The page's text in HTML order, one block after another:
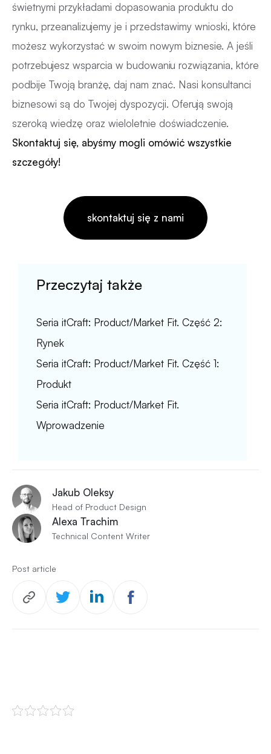
świetnymi przykładami dopasowania produktu do
rynku, przeanalizujemy je i przedstawimy wnioski, które
możesz wykorzystać w swoim nowym biznesie. A jeśli
potrzebujesz wsparcia w budowaniu rozwiązania, które
podbije Twoją branżę, daj nam znać. Nasi konsultanci
biznesowi są do Twojej dyspozycji. Oferują swoją
szeroką wiedzę oraz wieloletnie doświadczenie.
Skontaktuj się, abyśmy mogli omówić wszystkie
szczegóły!
skontaktuj się z nami
Przeczytaj także
Seria itCraft: Product/Market Fit. Część 2:
Rynek
Seria itCraft: Product/Market Fit. Część 1:
Produkt
Seria itCraft: Product/Market Fit.
Wprowadzenie
Jakub Oleksy
Head of Product Design
Alexa Trachim
Technical Content Writer
Post article